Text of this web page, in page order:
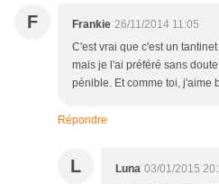
F Frankie 26/11/2014 11:05
C'est vrai que c'est un
mais je l'ai préféré sans
pénible. Et comme toi, j'aime
Répondre
L Luna 03/01/2015